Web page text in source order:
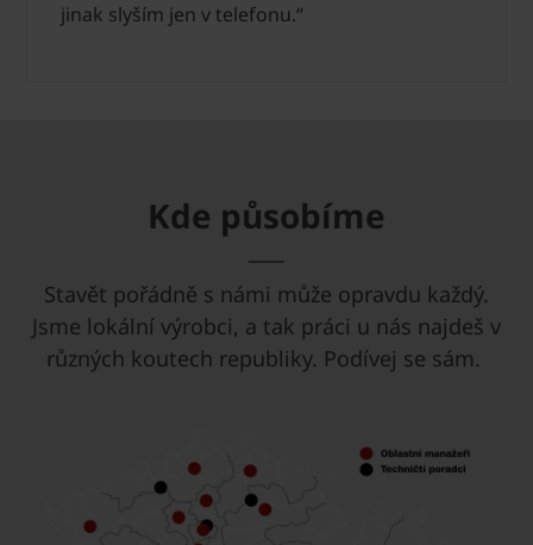
jinak slyším jen v telefonu.“
Kde působíme
Stavět pořádně s námi může opravdu každý.
Jsme lokální výrobci, a tak práci u nás najdeš v
různých koutech republiky. Podívej se sám.